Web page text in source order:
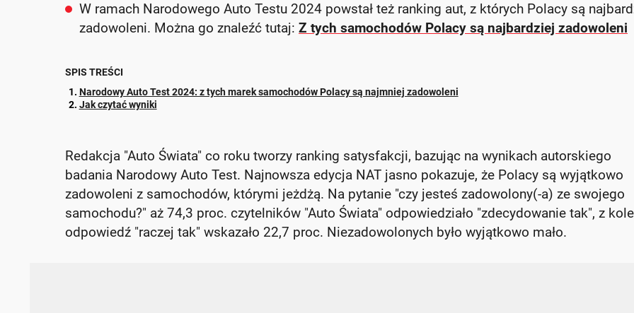
W ramach Narodowego Auto Testu 2024 powstał też ranking aut, z których Polacy są
zadowoleni. Można go znaleźć tutaj: Z tych samochodów Polacy są najbardziej zadowoleni
SPIS TREŚCI
Narodowy Auto Test 2024: z tych marek samochodów Polacy są najmniej zadowoleni
Jak czytać wyniki
Redakcja "Auto Świata" co roku tworzy ranking satysfakcji, bazując na wynikach autorskiego
badania Narodowy Auto Test. Najnowsza edycja NAT jasno pokazuje, że Polacy są wyjątkowo
zadowoleni z samochodów, którymi jeżdżą. Na pytanie "czy jesteś zadowolony(-a) ze swojego
samochodu?" aż 74,3 proc. czytelników "Auto Świata" odpowiedziało "zdecydowanie tak", z
odpowiedź "raczej tak" wskazało 22,7 proc. Niezadowolonych było wyjątkowo mało.